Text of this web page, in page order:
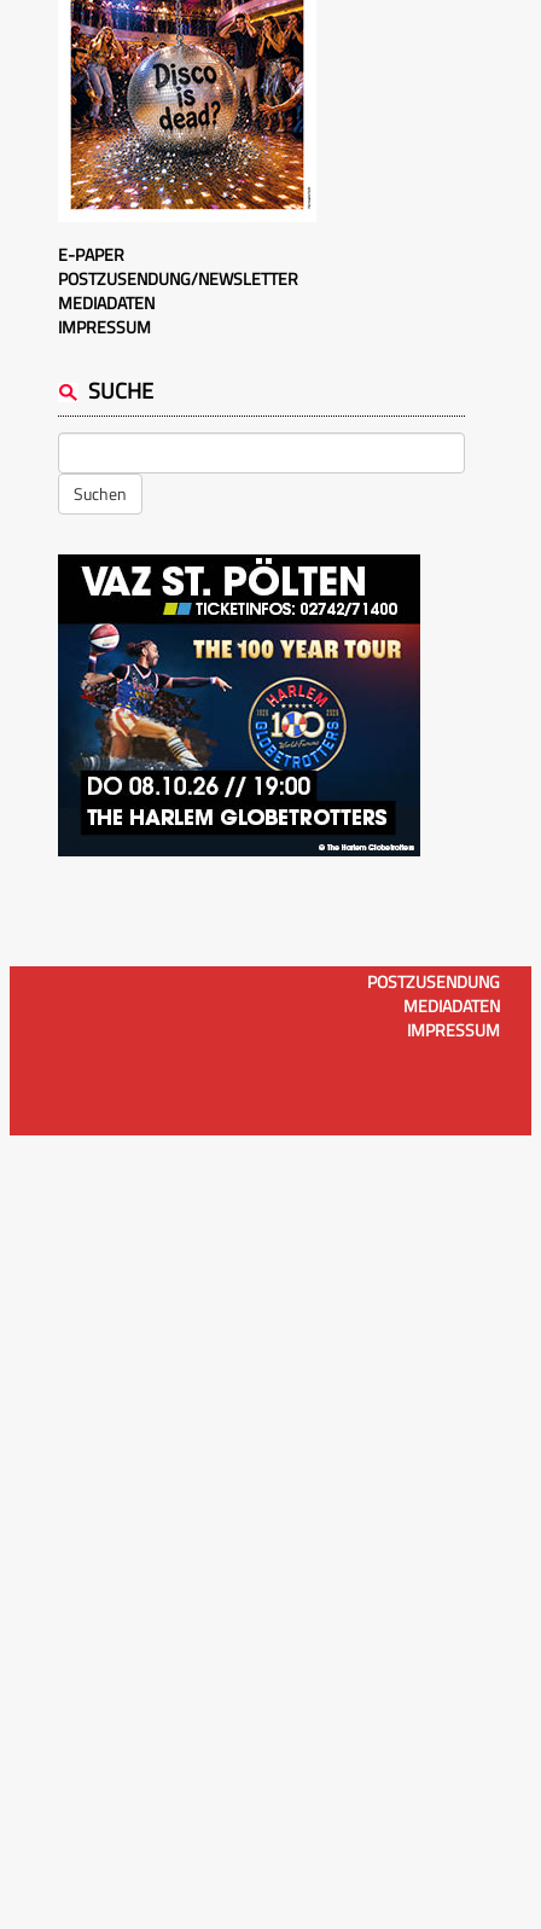
E-PAPER
POSTZUSENDUNG/NEWSLETTER
MEDIADATEN
IMPRESSUM
SUCHE
Suchen
POSTZUSENDUNG
MEDIADATEN
IMPRESSUM